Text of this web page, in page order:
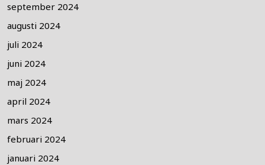
september 2024
augusti 2024
juli 2024
juni 2024
maj 2024
april 2024
mars 2024
februari 2024
januari 2024